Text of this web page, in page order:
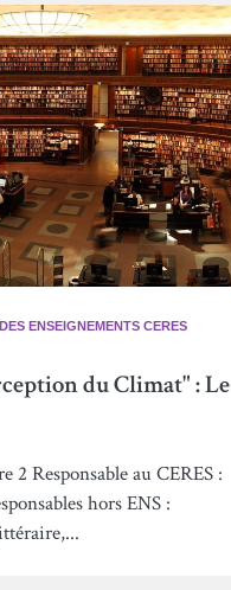
ENSEIGNEMENTS CERES
du Climat" : Le
2 Responsable au CERES :
hors ENS :